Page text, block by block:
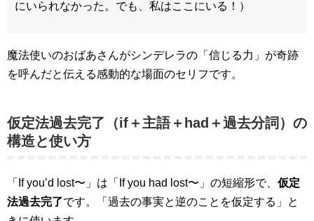
にいられなかった。でも、私はここにいる！）
魔法使いのおばあさんがシンデレラの「信じる力」が奇跡
を呼んだと伝える感動的な場面のセリフです。
仮定法過去完了（if＋主語＋had＋過去分詞）の
構造と使い方
「If you’d lost〜」は「If you had lost〜」の短縮形で、 仮定
法過去完了です。「過去の事実と逆のことを仮定する」と